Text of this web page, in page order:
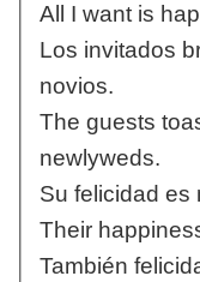
All I want is
Los invitados
novios.
The guests
newlyweds.
Su felicidad es
Their
También